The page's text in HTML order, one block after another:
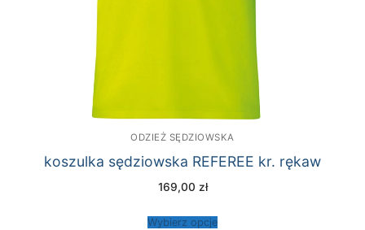
ODZIEŻ SĘDZIOWSKA
koszulka sędziowska REFEREE kr. rękaw
169,00 zł
Wybierz opcje